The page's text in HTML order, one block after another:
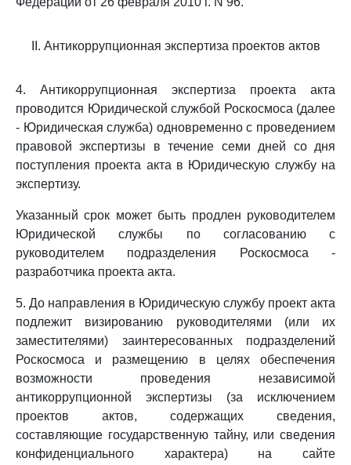
II. Антикоррупционная экспертиза проектов актов
4. Антикоррупционная экспертиза проекта акта
проводится Юридической службой Роскосмоса (далее
- Юридическая служба) одновременно с проведением
правовой экспертизы в течение семи дней со дня
поступления проекта акта в Юридическую службу на
экспертизу.
Указанный срок может быть продлен руководителем
Юридической службы по согласованию с
руководителем подразделения Роскосмоса -
разработчика проекта акта.
5. До направления в Юридическую службу проект акта
подлежит визированию руководителями (или их
заместителями) заинтересованных подразделений
Роскосмоса и размещению в целях обеспечения
возможности проведения независимой
антикоррупционной экспертизы (за исключением
проектов актов, содержащих сведения,
составляющие государственную тайну, или сведения
конфиденциального характера) на сайте